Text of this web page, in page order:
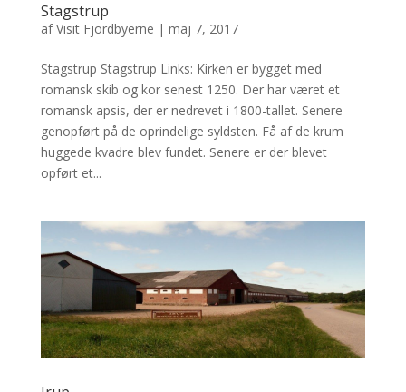
Stagstrup
afVisit Fjordbyerne | maj 7, 2017
Stagstrup Stagstrup Links: Kirken er bygget med
romansk skib og kor senest 1250. Der har været et
romansk apsis, der er nedrevet i 1800-tallet. Senere
genopført på de oprindelige syldsten. Få af de krum
huggede kvadre blev fundet. Senere er der blevet
opført et...